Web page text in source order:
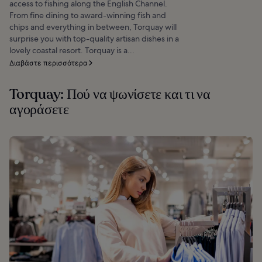
access to fishing along the English Channel.
From fine dining to award-winning fish and
chips and everything in between, Torquay will
surprise you with top-quality artisan dishes in a
lovely coastal resort. Torquay is a...
Διαβάστε περισσότερα
Torquay: Πού να ψωνίσετε και τι να
αγοράσετε